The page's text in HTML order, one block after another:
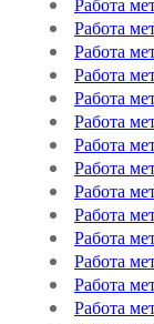
Работа
Работа
Работа
Работа
Работа
Работа
Работа
Работа
Работа
Работа
Работа
Работа
Работа